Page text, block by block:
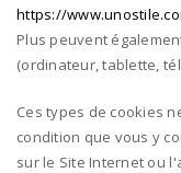
https://
Plus peuvent
(ordinateur, tablette,
Ces types de cookies
condition que vous y
sur le Site Internet ou